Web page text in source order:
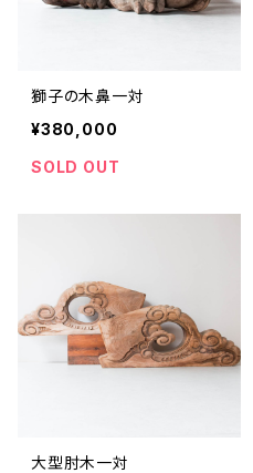
獅子の木鼻一対
¥380,000
SOLD OUT
大型肘木一対